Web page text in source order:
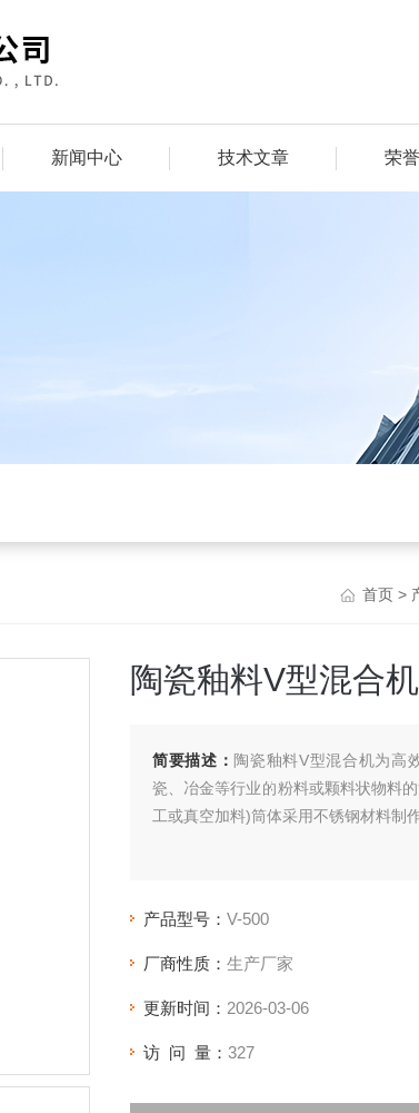
新闻中心 技术文章 荣
首页 >
陶瓷釉料V型混合机
简要描述： 陶瓷釉料V型混合机为高
瓷、冶金等行业的粉料或颗料状物料
工或真空加料)筒体采用不锈钢材料制
产品型号： V-500
厂商性质： 生产厂家
更新时间： 2026-03-06
访 问 量： 327